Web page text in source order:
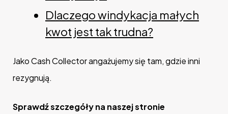
Dlaczego windykacja małych
kwot jest tak trudna?
Jako Cash Collector angażujemy się tam, gdzie inni
rezygnują.
Sprawdź szczegóły na naszej stronie